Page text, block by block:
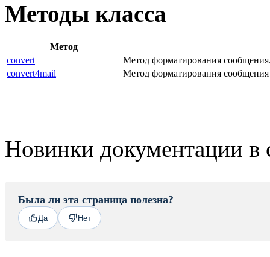
Методы класса
Метод
convert
Метод форматирования
convert4mail
Метод форматирования
Новинки документации в
Была ли эта страница полезна?
Да Нет